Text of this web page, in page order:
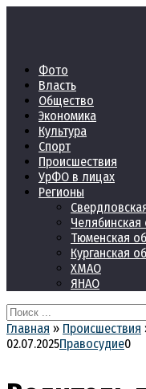
Фото
Власть
Общество
Экономика
Культура
Спорт
Происшествия
УрФО в лицах
Регионы
Челябинская
Тюменская
Курганская
ХМАО
ЯНАО
Search
for:
Главная » Происшествия
02.07.2025Правосудие0